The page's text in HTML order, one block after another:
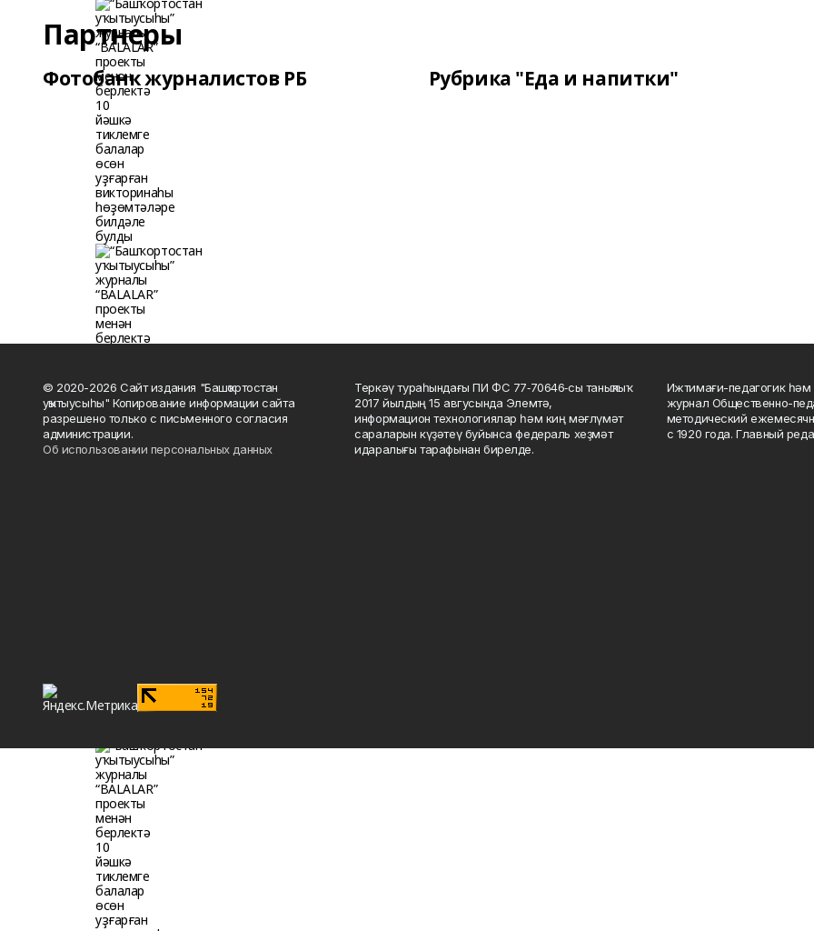
Партнеры
Фотобанк журналистов РБ Рубрика "Еда и напитки"
© 2020-2026 Сайт издания "Башҡортостан
уҡытыусыһы" Копирование информации сайта
разрешено только с письменного согласия
администрации.
Об использовании персональных данных
Теркәү тураһындағы ПИ ФС 77‑70646‑сы таныҡлыҡ
2017 йылдың 15 авгусында Элемтә,
информацион технологиялар һәм киң мәғлүмәт
сараларын күҙәтеү буйынса федераль хеҙмәт
идаралығы тарафынан бирелде.
Ижтимағи-педагогик һәм
журнал Общественно-
методический
с 1920 года. Главный